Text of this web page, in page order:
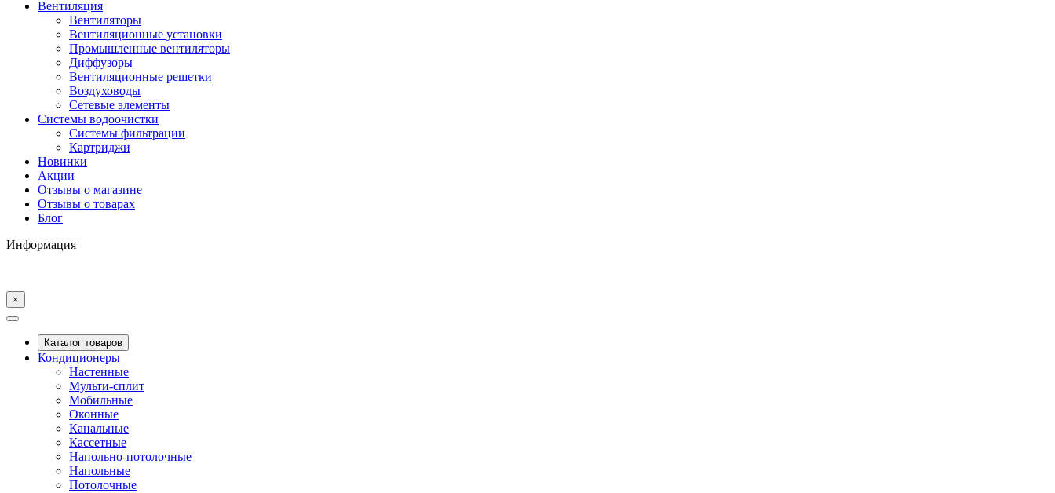
Вентиляция
Вентиляторы
Вентиляционные установки
Промышленные вентиляторы
Диффузоры
Вентиляционные решетки
Воздуховоды
Сетевые элементы
Системы водоочистки
Системы фильтрации
Картриджи
Новинки
Акции
Отзывы о магазине
Отзывы о товарах
Блог
Информация
×
Каталог товаров
Кондиционеры
Настенные
Мульти-сплит
Мобильные
Оконные
Канальные
Кассетные
Напольно-потолочные
Напольные
Потолочные